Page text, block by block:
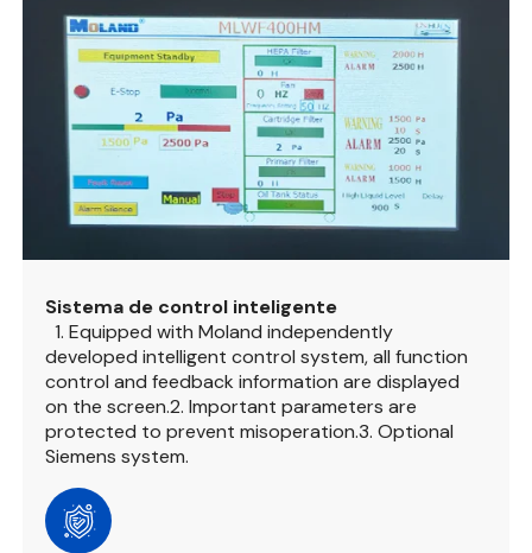
Sistema de control inteligente
1.Equipped with Moland independently
developed intelligent control system, all function
control and feedback information are displayed
on the screen.2.Important parameters are
protected to prevent misoperation.3.Optional
Siemens system.